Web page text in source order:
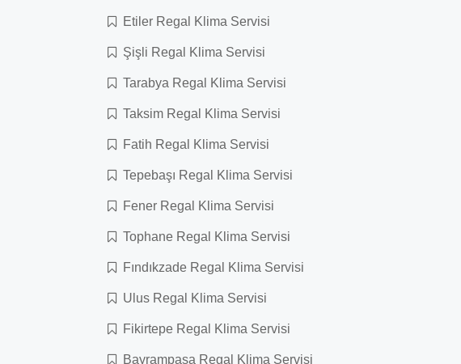
Etiler Regal Klima Servisi
Şişli Regal Klima Servisi
Tarabya Regal Klima Servisi
Taksim Regal Klima Servisi
Fatih Regal Klima Servisi
Tepebaşı Regal Klima Servisi
Fener Regal Klima Servisi
Tophane Regal Klima Servisi
Fındıkzade Regal Klima Servisi
Ulus Regal Klima Servisi
Fikirtepe Regal Klima Servisi
Bayrampaşa Regal Klima Servisi